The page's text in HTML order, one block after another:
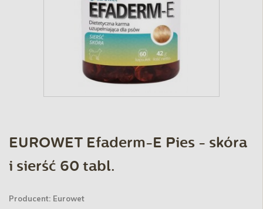
EUROWET Efaderm-E Pies - skóra
i sierść 60 tabl.
Producent: Eurowet